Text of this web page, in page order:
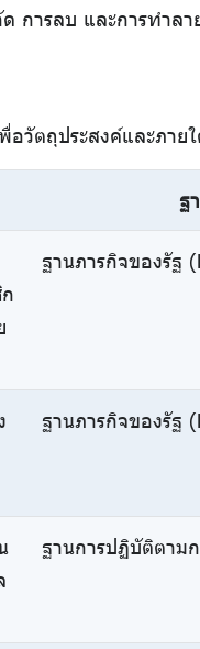
การลบ และการทำล
อวัตถุประสงค์และภา
ฐ
ฐานภารกิจของรัฐ
ฐานภารกิจของรัฐ
ฐานการปฏิบัติตาม